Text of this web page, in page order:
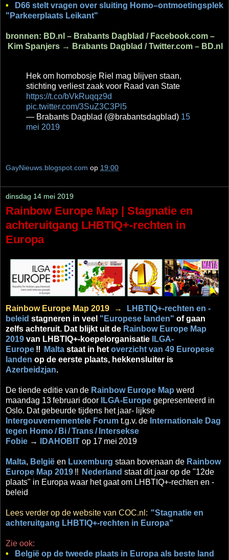
•
D66 stelt vragen over sluiting Homo–ontmoetingsplek
"Parkeerplaats Leikant"
bronnen: BD.nl – Brabants Dagblad / Facebook.com –
Kim Spanjers → Brabants Dagblad / Twitter.com – BD.nl
Hek om homobosje Riel mag blijven staan,
stichting verliest zaak voor Raad van State
https://t.co/bVkRuqqz9d
pic.twitter.com/3SuZ3C3Pl5
— Brabants Dagblad (@brabantsdagblad) 15
mei 2019
GayNieuws.blogspot.com op 19:00
dinsdag 14 mei 2019
Rainbow Europe Map | Stagnatie en
achteruitgang LHBTIQ+-rechten in
Europa
Rainbow Europe Map 2019 →
LHBTIQ+-rechten en -
beleid stagneren in veel "Europese landen" of gaan
zelfs achteruit. Dat blijkt uit de Rainbow Europe Map
2019 van LHBTIQ+-koepelorganisatie
ILGA-
Europe ‼ Malta staat in het overzicht van 49 Europese
landen op de eerste plaats, hekkensluiter is
Azerbeidzjan.
De tiende editie van de Rainbow Europe Map werd
maandag 13februari door ILGA-Europe gepresenteerd in
Oslo. Dat gebeurde tijdens het jaar- lijkse
Intergouvernementele Forum t.g.v. de Internationale Dag
tegen Homo/ Bi/Trans/ Intersekse
Fobie → IDAHOBIT op 17 mei 2019
Malta, België en Luxemburg staan bovenaan de Rainbow
Europe Map 2019 ‼ Nederland staat dit jaar op de "12de
plaats" in Europa waar het gaat om LHBTIQ+-rechten en -
beleid
Lees verder op de website van COC.nl: "Stagnatie en
achteruitgang LHBTIQ+-rechten in Europa"
Zie ook:
•
België op de tweede plaats in Europa als beste land